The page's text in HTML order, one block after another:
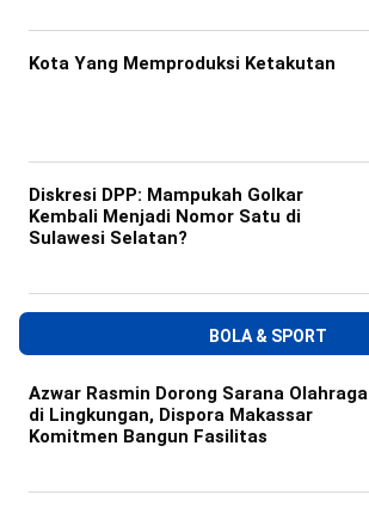
Kota Yang Memproduksi Ketakutan
Diskresi DPP: Mampukah Golkar
Kembali Menjadi Nomor Satu di
Sulawesi Selatan?
BOLA & SPORT
Azwar Rasmin Dorong Sarana Olahraga
di Lingkungan, Dispora Makassar
Komitmen Bangun Fasilitas